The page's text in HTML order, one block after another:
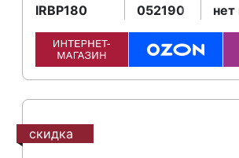
IRBP180
052190
нет
скидка